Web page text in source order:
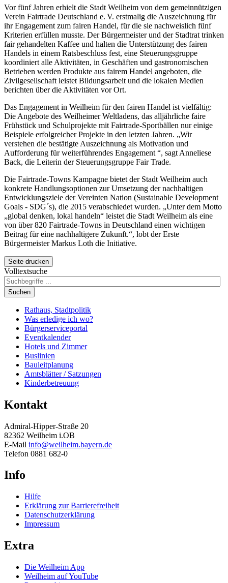
Vor fünf Jahren erhielt die Stadt Weilheim von dem gemeinnützigen
Verein Fairtrade Deutschland e. V. erstmalig die Auszeichnung für
ihr Engagement zum fairen Handel, für die sie nachweislich fünf
Kriterien erfüllen musste. Der Bürgermeister und der Stadtrat trinken
fair gehandelten Kaffee und halten die Unterstützung des fairen
Handels in einem Ratsbeschluss fest, eine Steuerungsgruppe
koordiniert alle Aktivitäten, in Geschäften und gastronomischen
Betrieben werden Produkte aus fairem Handel angeboten, die
Zivilgesellschaft leistet Bildungsarbeit und die lokalen Medien
berichten über die Aktivitäten vor Ort.
Das Engagement in Weilheim für den fairen Handel ist vielfältig:
Die Angebote des Weilheimer Weltladens, das alljährliche faire
Frühstück und Schulprojekte mit Fairtrade-Sportbällen nur einige
Beispiele erfolgreicher Projekte in den letzten Jahren. „Wir
verstehen die bestätigte Auszeichnung als Motivation und
Aufforderung für weiterführendes Engagement “, sagt Anneliese
Back, die Leiterin der Steuerungsgruppe Fair Trade.
Die Fairtrade-Towns Kampagne bietet der Stadt Weilheim auch
konkrete Handlungsoptionen zur Umsetzung der nachhaltigen
Entwicklungsziele der Vereinten Nation (Sustainable Development
Goals - SDG´s), die 2015 verabschiedet wurden. „Unter dem Motto
„global denken, lokal handeln“ leistet die Stadt Weilheim als eine
von über 820 Fairtrade-Towns in Deutschland einen wichtigen
Beitrag für eine nachhaltigere Zukunft.“, lobt der Erste
Bürgermeister Markus Loth die Initiative.
Seite drucken
Volltextsuche
Suchen
Rathaus, Stadtpolitik
Was erledige ich wo?
Bürgerserviceportal
Eventkalender
Hotels und Zimmer
Buslinien
Bauleitplanung
Amtsblätter / Satzungen
Kinderbetreuung
Kontakt
Admiral-Hipper-Straße 20
82362 Weilheim i.OB
E-Mail info@weilheim.bayern.de
Telefon 0881 682-0
Info
Hilfe
Erklärung zur Barrierefreiheit
Datenschutzerklärung
Impressum
Extra
Die Weilheim App
Weilheim auf YouTube